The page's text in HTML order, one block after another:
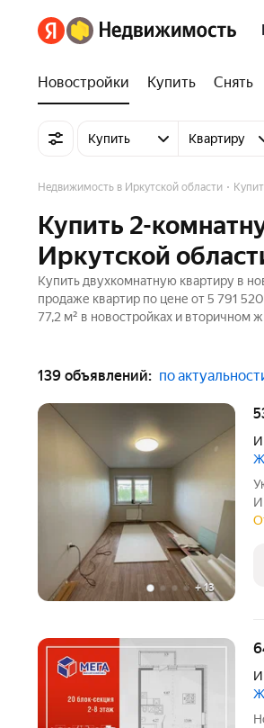
Новостройки Купить Снять
Купить Квартиру
Недвижимость в Иркутской области
Купить 2-
Иркутской
Купить двухкомнатную квартиру в
продаже квартир по цене от 5 791
77,2 м² в новостройках и вторичном
139 объявлений: по
+13